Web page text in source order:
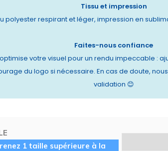
Tissu et impression
polyester respirant et léger, impression en
Faites-nous confiance
votre visuel pour un rendu impeccable :
du logo si nécessaire. En cas de doute,
validation 😊
1 taille supérieure à la